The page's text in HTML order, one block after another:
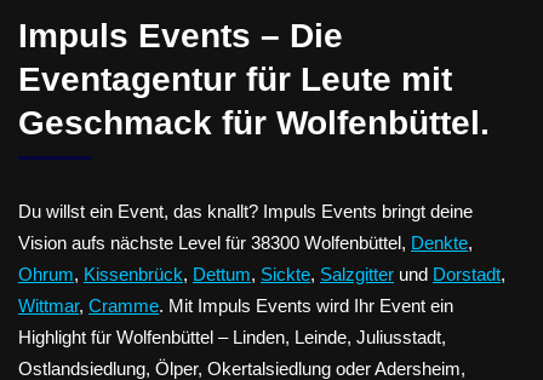
Impuls Events – Die
Eventagentur für Leute mit
Geschmack für Wolfenbüttel.
Du willst ein Event, das knallt? Impuls Events bringt deine
Vision aufs nächste Level für 38300 Wolfenbüttel, Denkte,
Ohrum, Kissenbrück, Dettum, Sickte, Salzgitter und Dorstadt,
Wittmar, Cramme. Mit Impuls Events wird Ihr Event ein
Highlight für Wolfenbüttel – Linden, Leinde, Juliusstadt,
Ostlandsiedlung, Ölper, Okertalsiedlung oder Adersheim,